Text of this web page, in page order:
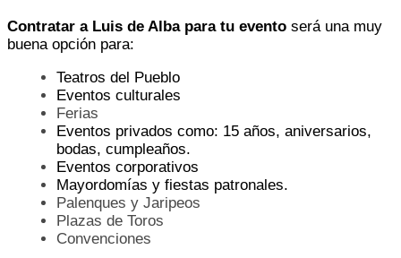
Contratar a Luis de Alba para tu evento será una muy
buena opción para:
Teatros del Pueblo
Eventos culturales
Ferias
Eventos privados como: 15 años, aniversarios,
bodas, cumpleaños.
Eventos corporativos
Mayordomías y fiestas patronales.
Palenques y Jaripeos
Plazas de Toros
Convenciones